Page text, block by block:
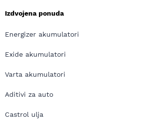
Izdvojena ponuda
Energizer akumulatori
Exide akumulatori
Varta akumulatori
Aditivi za auto
Castrol ulja